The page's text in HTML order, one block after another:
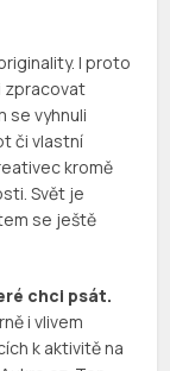
I proto
zpracovat
se vyhnuli
či vlastní
kromě
Svět je
se ještě
chci psát.
i vlivem
k aktivitě na